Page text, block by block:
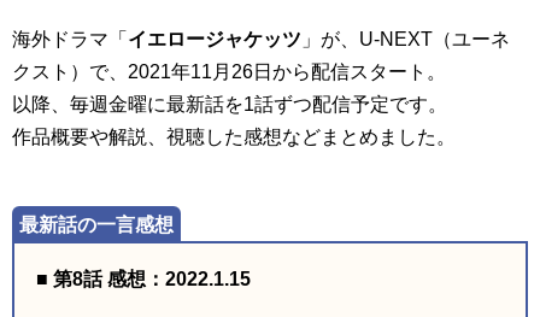
海外ドラマ「 イエロージャケッツ 」が、U-NEXT（ユーネ
クスト）で、2021年11月26日から配信スタート。
以降、毎週金曜に最新話を1話ずつ配信予定です。
作品概要や解説、視聴した感想などまとめました。
■ 第8話 感想：2022.1.15